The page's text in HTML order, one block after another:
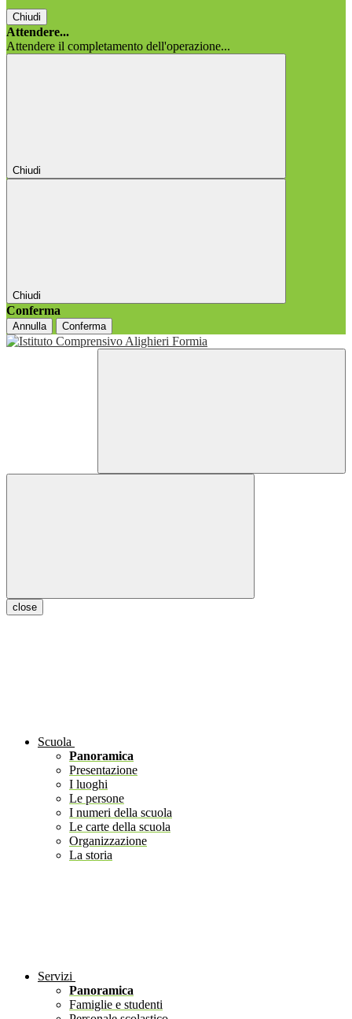
Chiudi
Attendere...
Attendere il completamento dell'operazione...
Chiudi
Chiudi
Conferma
Annulla Conferma
close
Scuola
Panoramica
Presentazione
I luoghi
Le persone
I numeri della scuola
Le carte della scuola
Organizzazione
La storia
Servizi
Panoramica
Famiglie e studenti